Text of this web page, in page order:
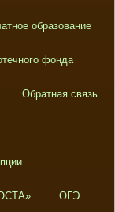
образование
фонда
Обратная связь
ОГЭ